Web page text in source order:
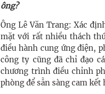
ông?
Ông Lê Văn Trang: Xác
mặt với rất nhiều thách
điều hành cung ứng điện,
công ty cũng đã chỉ đạo
chương trình điều chỉnh
phòng để sẵn sàng cam